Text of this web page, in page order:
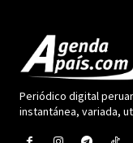
Periódico digital
instantánea, variada,